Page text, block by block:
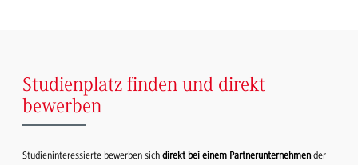
Studienplatz finden und direkt
bewerben
Studieninteressierte bewerben sich direkt bei einem Partnerunternehmen der